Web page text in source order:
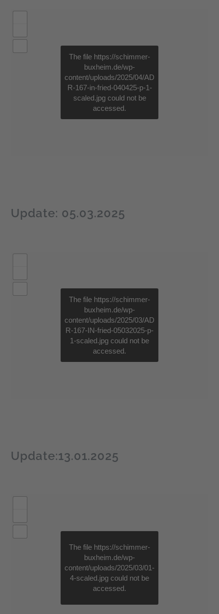
The file https://schimmer-
buxheim.de/wp-
content/uploads/2025/04/AD
R-167-in-fried-040425-p-1-
scaled.jpgcould not be
accessed.
Update: 05.03.2025
The file https://schimmer-
buxheim.de/wp-
content/uploads/2025/03/AD
R-167-IN-fried-05032025-p-
1-scaled.jpg could not be
accessed.
Update:13.01.2025
The file https://schimmer-
buxheim.de/wp-
content/uploads/2025/03/01-
4-scaled.jpg could not be
accessed.